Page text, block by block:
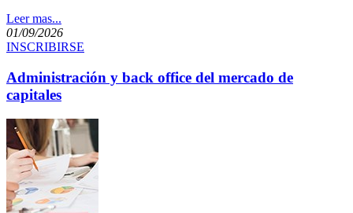
Leer mas...
01/09/2026
INSCRIBIRSE
Administración y back office del mercado de
capitales